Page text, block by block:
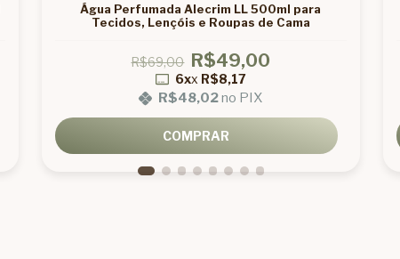
Água Perfumada Alecrim LL 500ml para
Tecidos, Lençóis e Roupas de Cama
R$69,00 R$49,00
6xx R$8,17
R$48,02no PIX
COMPRAR